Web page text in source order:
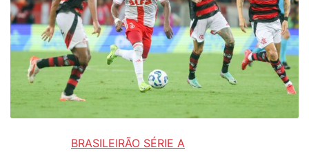
BRASILEIRÃO SÉRIE A